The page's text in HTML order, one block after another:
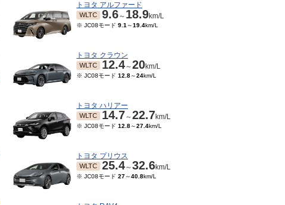
トヨタ アルファード
WLTC 9.6～ 18.9km/L
※ JC08モード 9.1 ～19.4km/L
トヨタ クラウン
WLTC 12.4～20km/L
※ JC08モード 12.8～24km/L
トヨタ ハリアー
WLTC 14.7～22.7km/L
※ JC08モード 12.8～27.4km/L
トヨタ プリウス
WLTC 25.4～32.6km/L
※ JC08モード 27～40.8km/L